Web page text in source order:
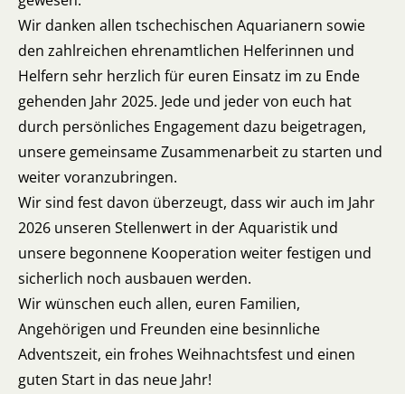
Wir danken allen tschechischen Aquarianern sowie
den zahlreichen ehrenamtlichen Helferinnen und
Helfern sehr herzlich für euren Einsatz im zu Ende
gehenden Jahr 2025. Jede und jeder von euch hat
durch persönliches Engagement dazu beigetragen,
unsere gemeinsame Zusammenarbeit zu starten und
weiter voranzubringen.
Wir sind fest davon überzeugt, dass wir auch im Jahr
2026 unseren Stellenwert in der Aquaristik und
unsere begonnene Kooperation weiter festigen und
sicherlich noch ausbauen werden.
Wir wünschen euch allen, euren Familien,
Angehörigen und Freunden eine besinnliche
Adventszeit, ein frohes Weihnachtsfest und einen
guten Start in das neue Jahr!